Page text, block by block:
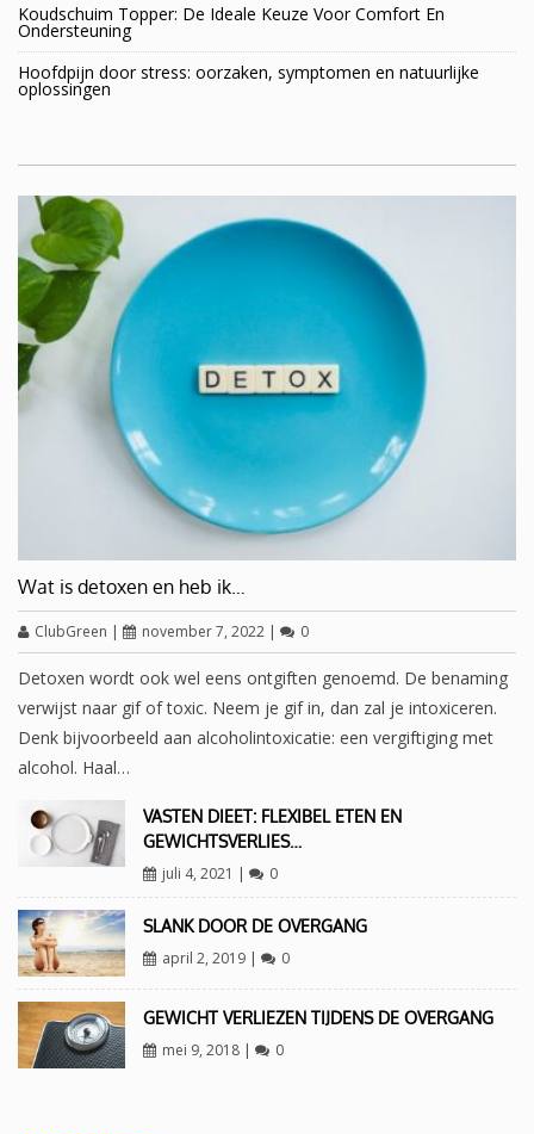
Koudschuim Topper: De Ideale Keuze Voor Comfort En
Ondersteuning
Hoofdpijn door stress: oorzaken, symptomen en natuurlijke
oplossingen
Wat is detoxen en heb ik…
ClubGreen | november 7, 2022 | 0
Detoxen wordt ook wel eens ontgiften genoemd. De benaming
verwijst naar gif of toxic. Neem je gif in, dan zal je intoxiceren.
Denk bijvoorbeeld aan alcoholintoxicatie: een vergiftiging met
alcohol. Haal…
VASTEN DIEET: FLEXIBEL ETEN EN
GEWICHTSVERLIES…
juli 4, 2021 | 0
SLANK DOOR DE OVERGANG
april 2, 2019| 0
GEWICHT VERLIEZEN TIJDENS DE OVERGANG
mei 9, 2018| 0